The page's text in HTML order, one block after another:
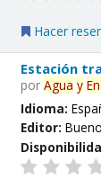
Hacer
Estación
porAgua y
Idioma:
Editor: